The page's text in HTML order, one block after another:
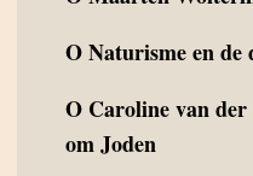
ONaturisme en de
O Caroline van der
om Joden